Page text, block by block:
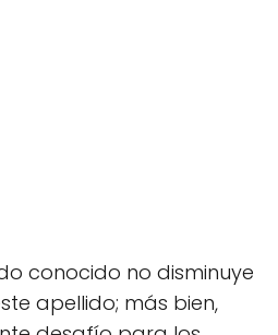
conocido no disminuye
apellido; más bien,